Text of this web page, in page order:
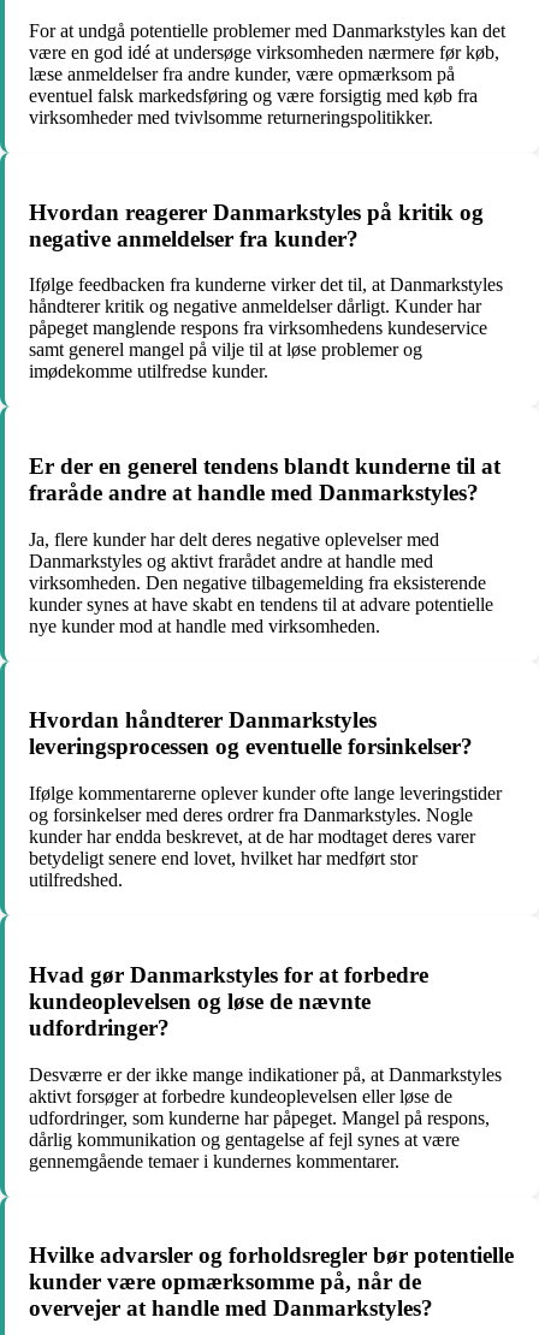
For at undgå potentielle problemer med Danmarkstyles kan det
være en god idé at undersøge virksomheden nærmere før køb,
læse anmeldelser fra andre kunder, være opmærksom på
eventuel falsk markedsføring og være forsigtig med køb fra
virksomheder med tvivlsomme returneringspolitikker.
Hvordan reagerer Danmarkstyles på kritik og
negative anmeldelser fra kunder?
Ifølge feedbacken fra kunderne virker det til, at Danmarkstyles
håndterer kritik og negative anmeldelser dårligt. Kunder har
påpeget manglende respons fra virksomhedens kundeservice
samt generel mangel på vilje til at løse problemer og
imødekomme utilfredse kunder.
Er der en generel tendens blandt kunderne til at
fraråde andre at handle med Danmarkstyles?
Ja, flere kunder har delt deres negative oplevelser med
Danmarkstyles og aktivt frarådet andre at handle med
virksomheden. Den negative tilbagemelding fra eksisterende
kunder synes at have skabt en tendens til at advare potentielle
nye kunder mod at handle med virksomheden.
Hvordan håndterer Danmarkstyles
leveringsprocessen og eventuelle forsinkelser?
Ifølge kommentarerne oplever kunder ofte lange leveringstider
og forsinkelser med deres ordrer fra Danmarkstyles. Nogle
kunder har endda beskrevet, at de har modtaget deres varer
betydeligt senere end lovet, hvilket har medført stor
utilfredshed.
Hvad gør Danmarkstyles for at forbedre
kundeoplevelsen og løse de nævnte
udfordringer?
Desværre er der ikke mange indikationer på, at Danmarkstyles
aktivt forsøger at forbedre kundeoplevelsen eller løse de
udfordringer, som kunderne har påpeget. Mangel på respons,
dårlig kommunikation og gentagelse af fejl synes at være
gennemgående temaer i kundernes kommentarer.
Hvilke advarsler og forholdsregler bør potentielle
kunder være opmærksomme på, når de
overvejer at handle med Danmarkstyles?